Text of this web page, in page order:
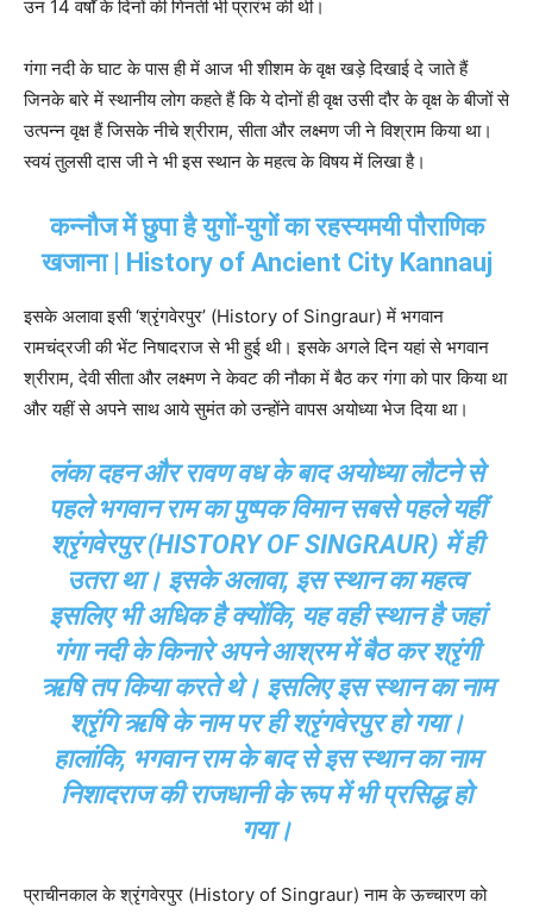
उन 14 वर्षों के दिनों की गिनती भी प्रारंभ की थी।
गंगा नदी के घाट के पास ही में आज भी शीशम के वृक्ष खड़े दिखाई दे जाते हैं
जिनके बारे में स्थानीय लोग कहते हैं कि ये दोनों ही वृक्ष उसी दौर के वृक्ष के बीजों से
उत्पन्न वृक्ष हैं जिसके नीचे श्रीराम, सीता और लक्ष्मण जी ने विश्राम किया था।
स्वयं तुलसी दास जी ने भी इस स्थान के महत्व के विषय में लिखा है।
कन्नौज में छुपा है युगों-युगों का रहस्यमयी पौराणिक
खजाना | History of Ancient City Kannauj
इसके अलावा इसी ‘श्रृंगवेरपुर’ (History of Singraur) में भगवान
रामचंद्रजी की भेंट निषादराज से भी हुई थी। इसके अगले दिन यहां से भगवान
श्रीराम, देवी सीता और लक्ष्मण ने केवट की नौका में बैठ कर गंगा को पार किया था
और यहीं से अपने साथ आये सुमंत को उन्होंने वापस अयोध्या भेज दिया था।
लंका दहन और रावण वध के बाद अयोध्या लौटने से
पहले भगवान राम का पुष्पक विमान सबसे पहले यहीं
श्रृंगवेरपुर (HISTORY OF SINGRAUR) में ही
उतरा था। इसके अलावा, इस स्थान का महत्व
इसलिए भी अधिक है क्योंकि, यह वही स्थान है जहां
गंगा नदी के किनारे अपने आश्रम में बैठ कर श्रृंगी
ऋषि तप किया करते थे। इसलिए इस स्थान का नाम
श्रृंगि ऋषि के नाम पर ही श्रृंगवेरपुर हो गया।
हालांकि, भगवान राम के बाद से इस स्थान का नाम
निशादराज की राजधानी के रूप में भी प्रसिद्ध हो
गया।
प्राचीनकाल के श्रृंगवेरपुर (History of Singraur) नाम के ऊच्चारण को